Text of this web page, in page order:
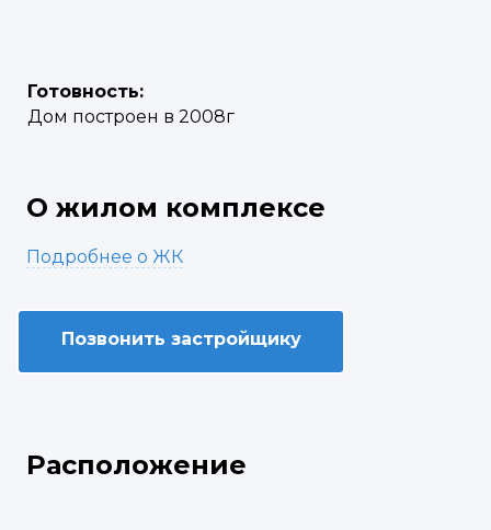
Готовность:
Дом построен в 2008г
О жилом комплексе
Подробнее о ЖК
Позвонить застройщику
Расположение